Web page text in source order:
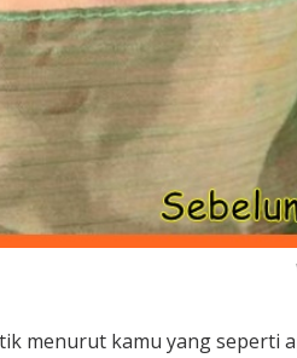
menurut kamu yang seperti